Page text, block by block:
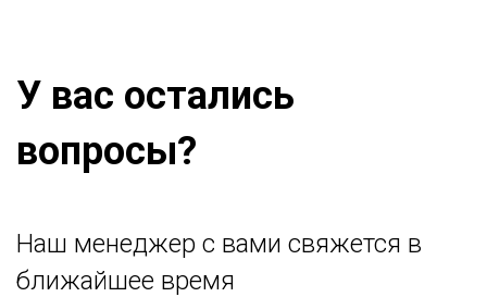
У вас остались
вопросы?
Наш менеджер с вами свяжется в
ближайшее время